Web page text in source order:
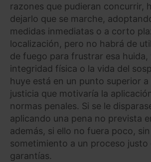
razones que pudieran concurrir,
dejarlo que se marche,
medidas inmediatas o a corto
localización, pero no habrá de
de fuego para frustrar esa huida,
integridad física o la vida del
huye está en un punto superior
justicia que motivaría la
normas penales. Si se le
aplicando una pena no prevista
además, si ello no fuera poco, sin
sometimiento a un proceso justo
garantías.